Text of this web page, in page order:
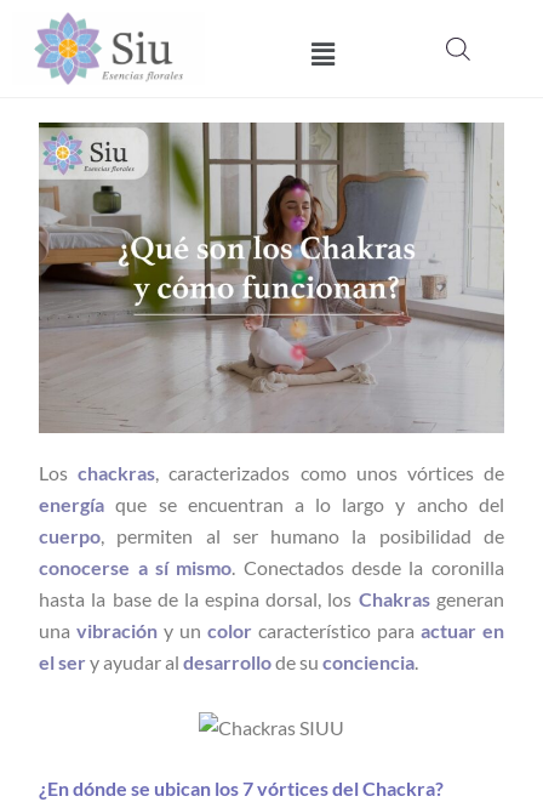
contenido
Menú
Loschackras, caracterizados como unos vórtices de
energíaque se encuentran a lo largo y ancho del
cuerpo, permiten al ser humano la posibilidad de
conocerse a sí mismo. Conectados desde la coronilla
hasta la base de la espina dorsal, los Chakras generan
unavibracióny uncolor característico para actuar en
el ser y ayudar aldesarrollode suconciencia.
¿En dónde se ubican los 7 vórtices del Chackra?